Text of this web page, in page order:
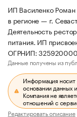
ИП Василенко Роман
в регионе — г.
Деятельность
питания. ИП
ОГРНИП:
Данные получены из
Информация носит
основании данных
Компания не
отношений с
Редактировать описание